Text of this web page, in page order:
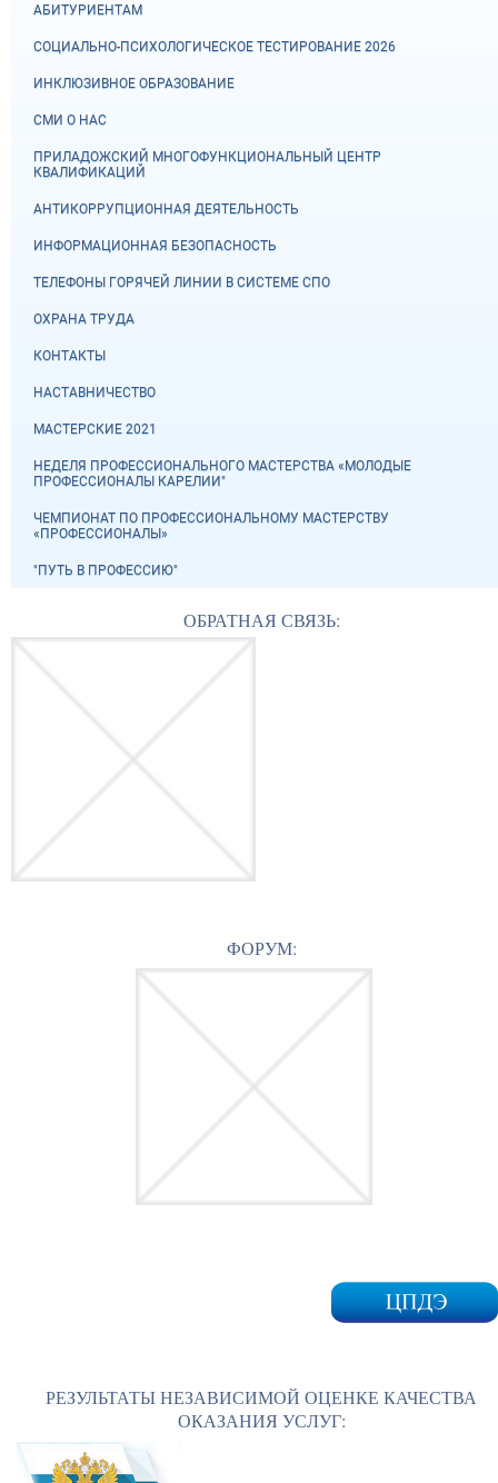
АБИТУРИЕНТАМ
СОЦИАЛЬНО-ПСИХОЛОГИЧЕСКОЕ ТЕСТИРОВАНИЕ 2026
ИНКЛЮЗИВНОЕ ОБРАЗОВАНИЕ
СМИ О НАС
ПРИЛАДОЖСКИЙ МНОГОФУНКЦИОНАЛЬНЫЙ ЦЕНТР
КВАЛИФИКАЦИЙ
АНТИКОРРУПЦИОННАЯ ДЕЯТЕЛЬНОСТЬ
ИНФОРМАЦИОННАЯ БЕЗОПАСНОСТЬ
ТЕЛЕФОНЫ ГОРЯЧЕЙ ЛИНИИ В СИСТЕМЕ СПО
ОХРАНА ТРУДА
КОНТАКТЫ
НАСТАВНИЧЕСТВО
МАСТЕРСКИЕ 2021
НЕДЕЛЯ ПРОФЕССИОНАЛЬНОГО МАСТЕРСТВА «МОЛОДЫЕ
ПРОФЕССИОНАЛЫ КАРЕЛИИ"
ЧЕМПИОНАТ ПО ПРОФЕССИОНАЛЬНОМУ МАСТЕРСТВУ
«ПРОФЕССИОНАЛЫ»
"ПУТЬ В ПРОФЕССИЮ"
ОБРАТНАЯ СВЯЗЬ:
ФОРУМ:
РЕЗУЛЬТАТЫ НЕЗАВИСИМОЙ ОЦЕНКЕ КАЧЕСТВА
ОКАЗАНИЯ УСЛУГ: